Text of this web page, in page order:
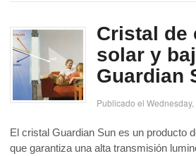
Cristal de
solar y
Guardian
Publicado el
El cristal Guardian Sun es un producto
que garantiza una alta transmisión